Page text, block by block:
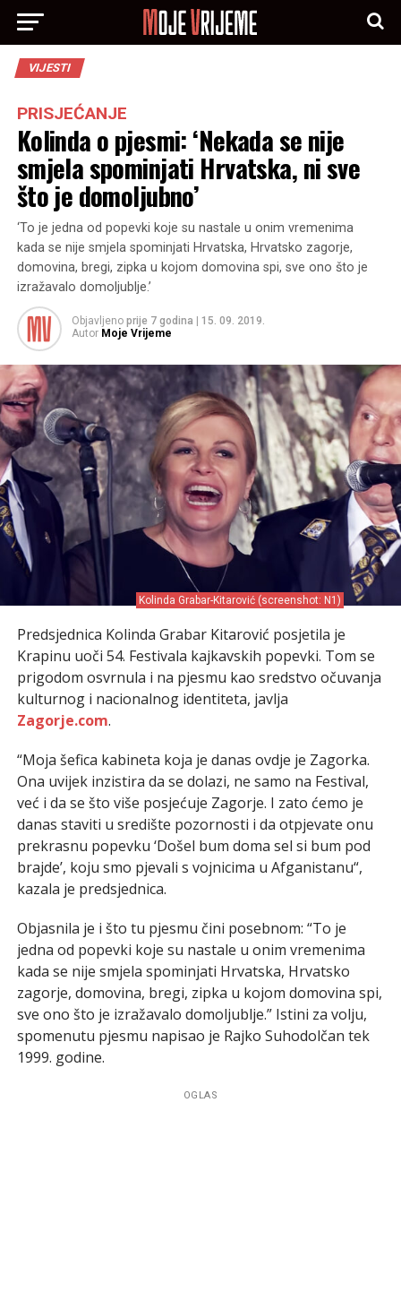
VIJESTI
PRISJEĆANJE
Kolinda o pjesmi: ‘Nekada se nije
smjela spominjati Hrvatska, ni sve
što je domoljubno’
‘To je jedna od popevki koje su nastale u onim vremenima
kada se nije smjela spominjati Hrvatska, Hrvatsko zagorje,
domovina, bregi, zipka u kojom domovina spi, sve ono što je
izražavalo domoljublje.’
Objavljeno prije 7 godina
15. 09. 2019.
Autor Moje Vrijeme
Kolinda Grabar-Kitarović (screenshot: N1)
Predsjednica Kolinda Grabar Kitarović posjetila je
Krapinu uoči 54. Festivala kajkavskih popevki. Tom se
prigodom osvrnula i na pjesmu kao sredstvo očuvanja
kulturnog i nacionalnog identiteta, javlja
Zagorje.com.
“Moja šefica kabineta koja je danas ovdje je Zagorka.
Ona uvijek inzistira da se dolazi, ne samo na Festival,
već i da se što više posjećuje Zagorje. I zato ćemo je
danas staviti u središte pozornosti i da otpjevate onu
prekrasnu popevku ‘Došel bum doma sel si bum pod
brajde’, koju smo pjevali s vojnicima u Afganistanu“,
kazala je predsjednica.
Objasnila je i što tu pjesmu čini posebnom: “To je
jedna od popevki koje su nastale u onim vremenima
kada se nije smjela spominjati Hrvatska, Hrvatsko
zagorje, domovina, bregi, zipka u kojom domovina spi,
sve ono što je izražavalo domoljublje.” Istini za volju,
spomenutu pjesmu napisao je Rajko Suhodolčan tek
1999. godine.
OGLAS